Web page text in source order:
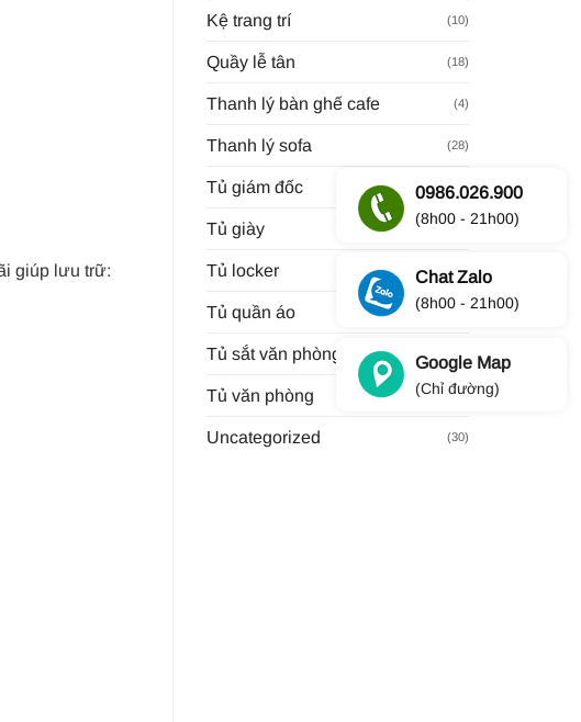
giúp lưu trữ:
Kệ trang trí (10)
Quầy lễ tân (18)
Thanh lý bàn ghế cafe (4)
Thanh lý sofa (28)
Tủ giám đốc (23)
Tủ giày
Tủ locker (9)
Tủ quần áo (13)
Tủ sắt văn phòng (11)
Tủ văn phòng (34)
Uncategorized (30)
0986.026.900
(8h00 - 21h00)
Chat Zalo
(8h00 - 21h00)
Google Map
(Chỉ đường)